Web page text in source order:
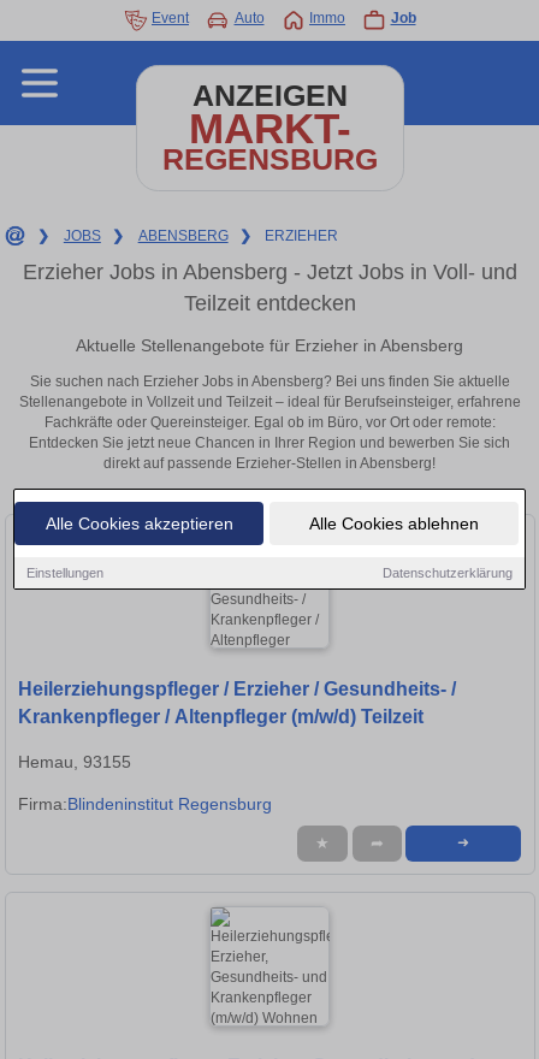
Alle Cookies akzeptieren Alle Cookies ablehnen
Einstellungen Datenschutzerklärung
Event Auto Immo Job
ANZEIGEN
MARKT-
REGENSBURG
❯ JOBS ❯ ABENSBERG ❯ ERZIEHER
Erzieher Jobs in Abensberg - Jetzt Jobs in Voll- und
Teilzeit entdecken
Aktuelle Stellenangebote für Erzieher in Abensberg
Sie suchen nach Erzieher Jobs in Abensberg? Bei uns finden Sie aktuelle
Stellenangebote in Vollzeit und Teilzeit – ideal für Berufseinsteiger, erfahrene
Fachkräfte oder Quereinsteiger. Egal ob im Büro, vor Ort oder remote:
Entdecken Sie jetzt neue Chancen in Ihrer Region und bewerben Sie sich
direkt auf passende Erzieher-Stellen in Abensberg!
Heilerziehungspfleger / Erzieher / Gesundheits- /
Krankenpfleger / Altenpfleger (m/w/d) Teilzeit
Hemau, 93155
Firma:Blindeninstitut Regensburg
★ ➦ ➜